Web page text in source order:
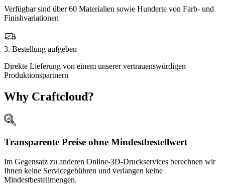
Verfügbar sind über 60 Materialien sowie Hunderte von Farb- und
Finishvariationen
3. Bestellung aufgeben
Direkte Lieferung von einem unserer vertrauenswürdigen
Produktionspartnern
Why Craftcloud?
Transparente Preise ohne Mindestbestellwert
Im Gegensatz zu anderen Online-3D-Druckservices berechnen wir
Ihnen keine Servicegebühren und verlangen keine
Mindestbestellmengen.